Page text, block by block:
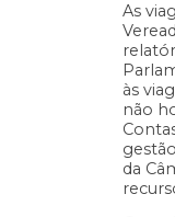
As
às
não
da